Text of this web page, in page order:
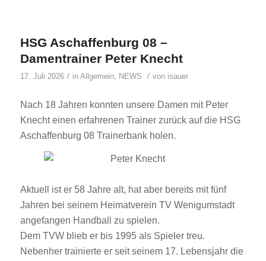
HSG Aschaffenburg 08 –
Damentrainer Peter Knecht
17. Juli 2026 / in Allgemein, NEWS / von isauer
Nach 18 Jahren konnten unsere Damen mit Peter
Knecht einen erfahrenen Trainer zurück auf die HSG
Aschaffenburg 08 Trainerbank holen.
Aktuell ist er 58 Jahre alt, hat aber bereits mit fünf
Jahren bei seinem Heimatverein TV Wenigumstadt
angefangen Handball zu spielen.
Dem TVW blieb er bis 1995 als Spieler treu.
Nebenher trainierte er seit seinem 17. Lebensjahr die